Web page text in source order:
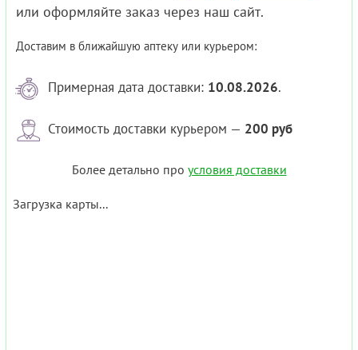
или оформляйте заказ через наш сайт.
Доставим в ближайшую аптеку или курьером:
Примерная дата доставки: 10.08.2026.
Стоимость доставки курьером — 200 руб
Более детально про условия доставки
Загрузка карты...